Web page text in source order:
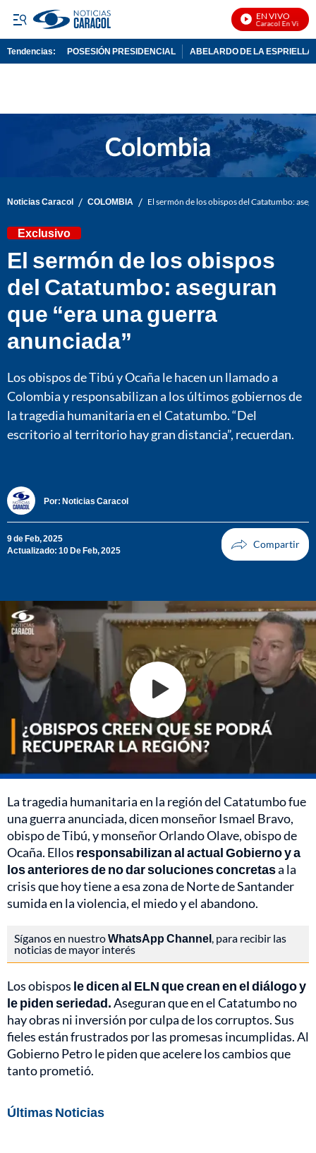
EN VIVO
Noticias Caracol En Vivo
Tendencias: POSESIÓN PRESIDENCIAL ABELARDO DE LA ESPRIELLA
Noticias Caracol / COLOMBIA / El sermón de los obispos del Catatumbo:
Exclusivo
El sermón de los obispos
del Catatumbo: aseguran
que “era una guerra
anunciada”
Los obispos de Tibú y Ocaña le hacen un llamado a
Colombia y responsabilizan a los últimos gobiernos de
la tragedia humanitaria en el Catatumbo. “Del
escritorio al territorio hay gran distancia”, recuerdan.
Por: Noticias Caracol
9 de Feb, 2025
Actualizado: 10 De Feb, 2025
La tragedia humanitaria en la región del Catatumbo fue
una guerra anunciada, dicen monseñor Ismael Bravo,
obispo de Tibú, y monseñor Orlando Olave, obispo de
Ocaña. Ellos responsabilizan al actual Gobierno y a
los anteriores de no dar soluciones concretasa la
crisis que hoy tiene a esa zona de Norte de Santander
sumida en la violencia, el miedo y el abandono.
Síganos en nuestroWhatsApp Channel , para recibir las
noticias de mayor interés
Los obispos le dicen al ELN que crean en el diálogo y
le piden seriedad.Aseguran que en el Catatumbo no
hay obras ni inversión por culpa de los corruptos. Sus
fieles están frustrados por las promesas incumplidas. Al
Gobierno Petro le piden que acelere los cambios que
tanto prometió.
Últimas Noticias